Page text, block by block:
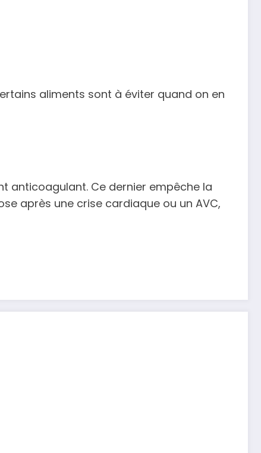
aliments sont à éviter quand on en
anticoagulant. Ce dernier empêche la
après une crise cardiaque ou un AVC,